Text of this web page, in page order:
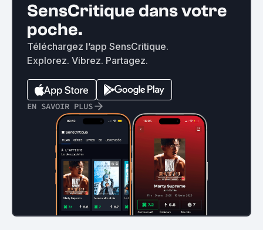
SensCritique dans votre
poche.
Téléchargez l’app SensCritique.
Explorez. Vibrez. Partagez.
EN SAVOIR PLUS